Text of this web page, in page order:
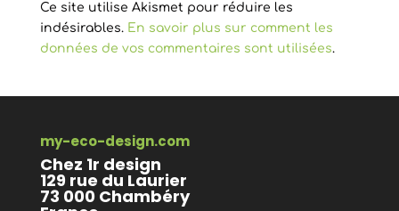
Ce site utilise Akismet pour réduire les
indésirables. En savoir plus sur comment les
données de vos commentaires sont utilisées.
my-eco-design.com
Chez 1r design
129 rue du Laurier
73 000 Chambéry